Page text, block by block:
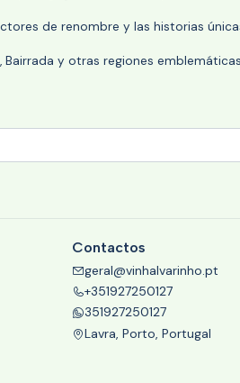
de renombre y las historias
y otras regiones
Contactos
geral@vinhalvarinho.pt
+351927250127
351927250127
Lavra, Porto, Portugal